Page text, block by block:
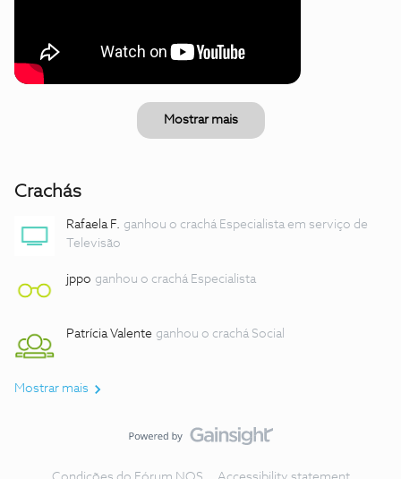
Mostrar mais
Crachás
Rafaela F. ganhou o crachá Especialista em serviço de
Televisão
jppo ganhou o crachá Especialista
Patrícia Valente ganhou o crachá Social
Mostrar mais